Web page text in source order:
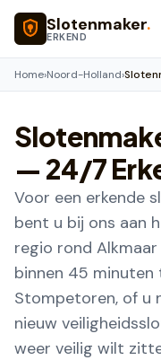
Naar hoofdinhoud
Slotenmaker.
ERKEND
Home›Noord-Holland›
— 24/7
Voor een erkende
bent u bij ons aan
regio rond
binnen 45
Stompetoren, of u
nieuw
weer veilig wilt